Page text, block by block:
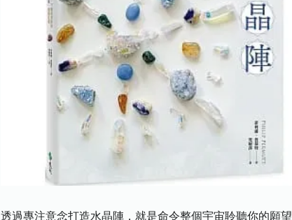
透過專注意念打造水晶陣，就是命令整個宇宙聆聽你的願望